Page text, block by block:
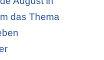
das Thema